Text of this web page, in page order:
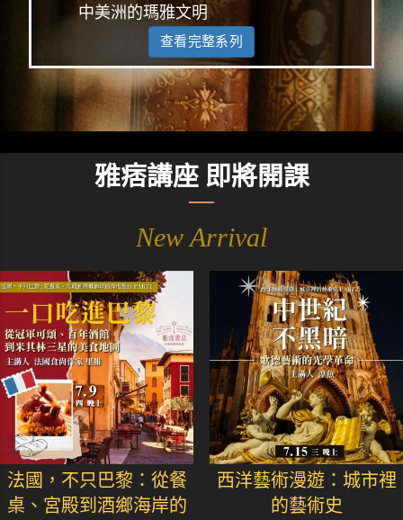
中美洲的瑪雅文明
查看完整系列
雅痞講座 即將開課
New Arrival
法國，不只巴黎：從餐
桌、宮殿到酒鄉海岸的
西洋藝術漫遊：城市裡
的藝術史